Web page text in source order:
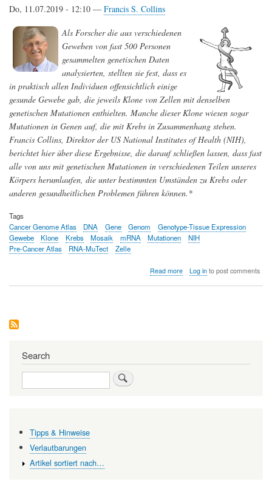
Do, 11.07.2019 - 12:10 — Francis S. Collins
Als Forscher die aus verschiedenen
Geweben von fast 500 Personen
gesammelten genetischen Daten
analysierten, stellten sie fest, dass es
in praktisch allen Individuen offensichtlich einige
gesunde Gewebe gab, die jeweils Klone von Zellen mit denselben
genetischen Mutationen enthielten. Manche dieser Klone wiesen sogar
Mutationen in Genen auf, die mit Krebs in Zusammenhang stehen.
Francis Collins, Direktor der US National Institutes of Health (NIH),
berichtet hier über diese Ergebnisse, die darauf schließen lassen, dass fast
alle von uns mit genetischen Mutationen in verschiedenen Teilen unseres
Körpers herumlaufen, die unter bestimmten Umständen zu Krebs oder
anderen gesundheitlichen Problemen führen können.*
Tags
Cancer Genome Atlas
DNA Gene Genom
Genotype-Tissue Expression
Gewebe
Klone Krebs Mosaik mRNA Mutationen
NIH
Pre-Cancer Atlas
RNA-MuTect Zelle
Read moreabout
Log into post comments
Search
Search
Tipps & Hinweise
Verlautbarungen
Artikel sortiert nach…